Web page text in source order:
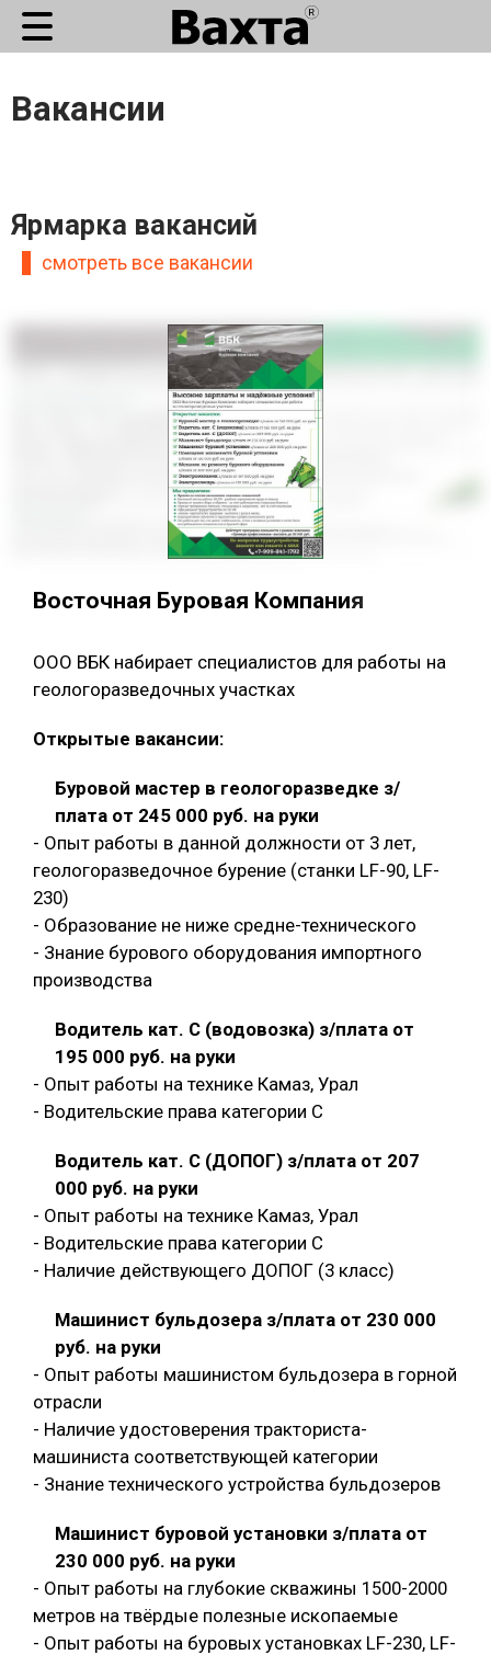
Вакансии
Ярмарка вакансий
смотреть все вакансии
Восточная Буровая Компания
ООО ВБК набирает специалистов для работы на
геологоразведочных участках
Открытые вакансии:
Буровой мастер в геологоразведке з/
плата от 245 000 руб. на руки
- Опыт работы в данной должности от 3 лет,
геологоразведочное бурение (станки LF-90, LF-
230)
- Образование не ниже средне-технического
- Знание бурового оборудования импортного
производства
Водитель кат. С (водовозка) з/плата от
195 000 руб. на руки
- Опыт работы на технике Камаз, Урал
- Водительские права категории C
Водитель кат. С (ДОПОГ) з/плата от 207
000 руб. на руки
- Опыт работы на технике Камаз, Урал
- Водительские права категории C
- Наличие действующего ДОПОГ (3 класс)
Машинист бульдозера з/плата от 230 000
руб. на руки
- Опыт работы машинистом бульдозера в горной
отрасли
- Наличие удостоверения тракториста-
машиниста соответствующей категории
- Знание технического устройства бульдозеров
Машинист буровой установки з/плата от
230 000 руб. на руки
- Опыт работы на глубокие скважины 1500-2000
метров на твёрдые полезные ископаемые
- Опыт работы на буровых установках LF-230, LF-